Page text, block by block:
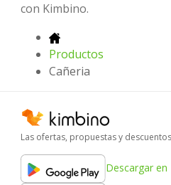
con Kimbino.
Productos
Cañeria
Las ofertas, propuestas y descuentos
Descargar en